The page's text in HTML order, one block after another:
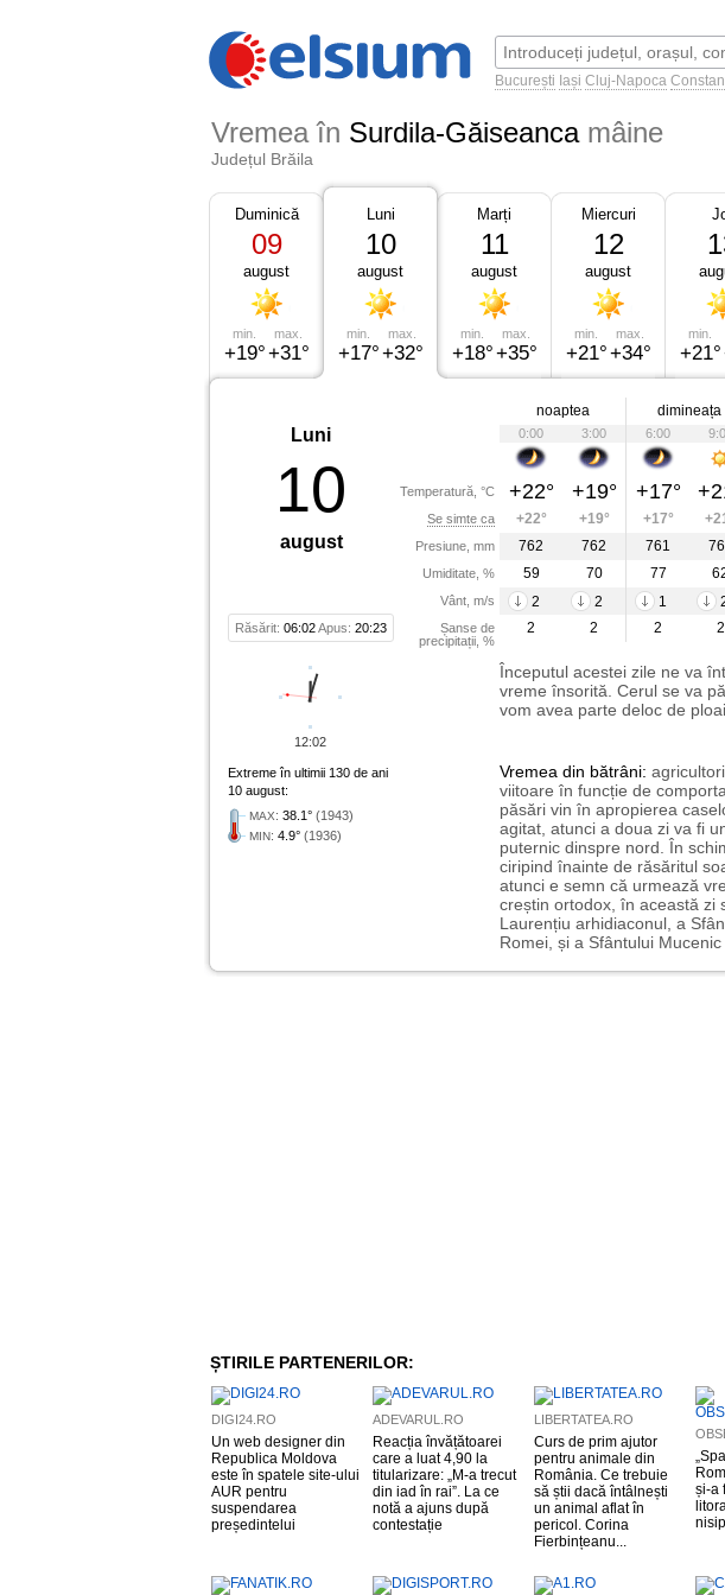
București Iași Cluj-Napoca
Vremea în Surdila-Găiseanca mâine
Județul Brăila
Duminică
09
august
min.
+19°
max.
+31°
Luni
10
august
min.
+17°
max.
+32°
Marți
11
august
min.
+18°
max.
+35°
Miercuri
12
august
min.
+21°
max.
+34°
min.
+21°
Luni
10
august
Răsărit: 06:02Apus: 20:23
Temperatură, °C
Se simte ca
Presiune, mm
Umiditate, %
Vânt, m/s
Șanse de
precipitații, %
noaptea dimineața
0:00 3:00 6:00
+22° +19° +17°
+22° +19° +17°
762
762 761
59
70 77
2
2 1
2
2 2 2
Începutul acestei zile ne va
vreme însorită. Cerul se va
vom avea parte deloc de
Extreme în ultimii 130 de ani
10 august:
MAX: 38.1° (1943)
MIN: 4.9° (1936)
Vremea din bătrâni:
viitoare în funcție de
păsări vin în apropierea
agitat, atunci a doua zi va fi
puternic dinspre nord. În
ciripind înainte de răsăritul
atunci e semn că urmează
creștin ortodox, în această zi
Laurențiu arhidiaconul, a
Romei, și a Sfântului Mucenic
12:02
ȘTIRILE PARTENERILOR:
DIGI24.RO
Un web designer din
Republica Moldova
este în spatele site-ului
AUR pentru
suspendarea
președintelui
ADEVARUL.RO
Reacția învățătoarei
care a luat 4,90 la
titularizare: „M-a trecut
din iad în rai”. La ce
notă a ajuns după
contestație
LIBERTATEA.RO
Curs de prim ajutor
pentru animale din
România. Ce trebuie
să știi dacă întâlnești
un animal aflat în
pericol. Corina
Fierbințeanu...
și-a